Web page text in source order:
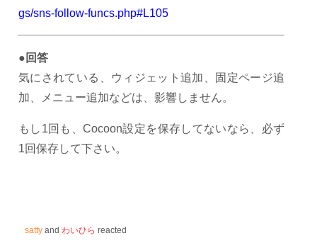
gs/sns-follow-funcs.php#L105
●回答
気にされている、ウィジェット追加、固定ページ追
加、メニュー追加などは、影響しません。
もし1回も、Cocoon設定を保存してないなら、必ず
1回保存して下さい。
satty and わいひら reacted